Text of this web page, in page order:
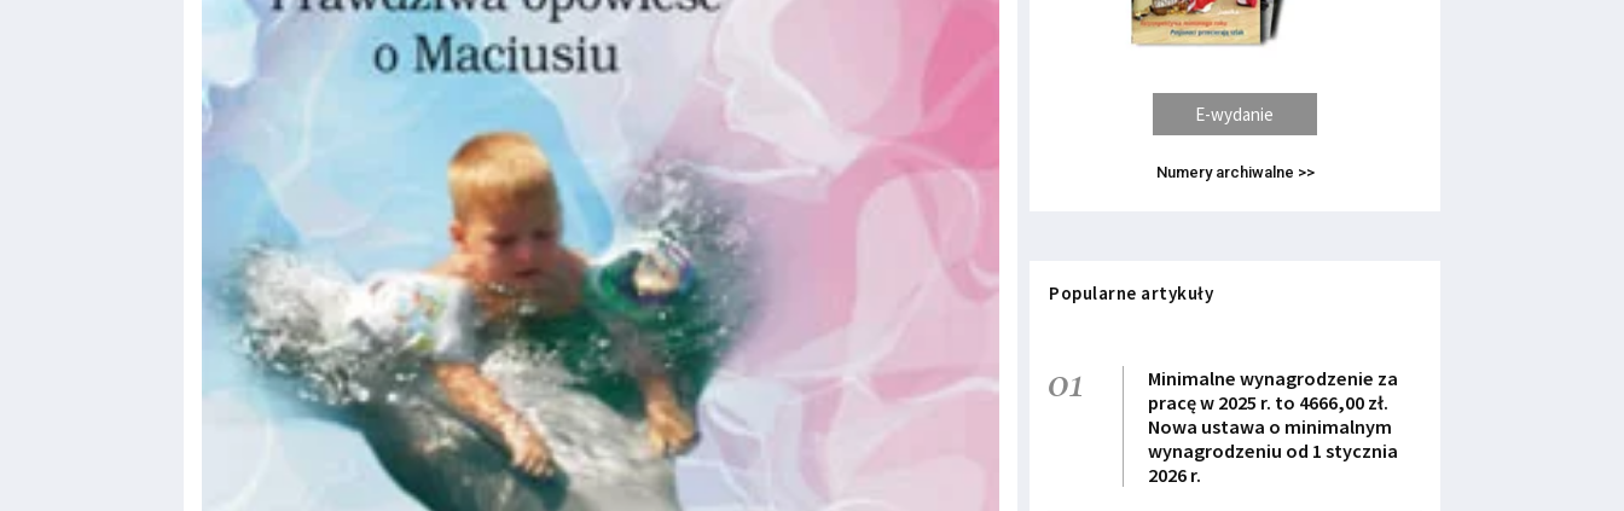
E-wydanie
Numery archiwalne >>
Popularne artykuły
01
Minimalne wynagrodzenie za
pracę w 2025 r. to 4666,00 zł.
Nowa ustawa o minimalnym
wynagrodzeniu od 1 stycznia
2026 r.